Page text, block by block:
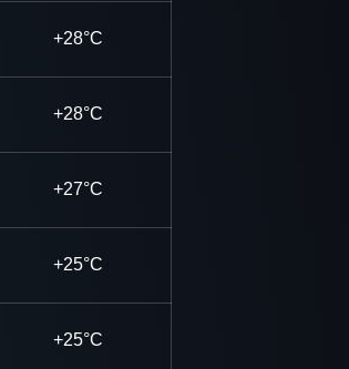
+28°C
+28°C
+27°C
+25°C
+25°C